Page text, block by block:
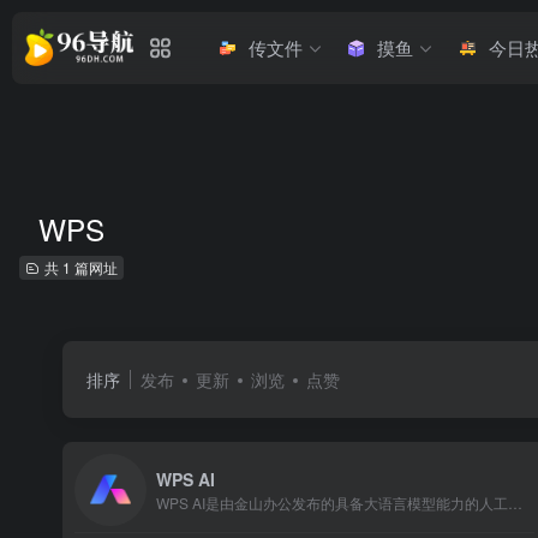
传文件 摸鱼 今日
WPS
共 1 篇网址
排序 发布 更新 浏览 点赞
WPS AI